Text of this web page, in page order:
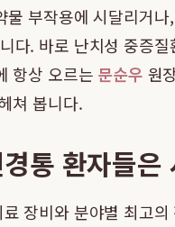
부작용에 시달리거
다. 바로 난치성 중증
항상 오르는 문순우 원
쳐 봅니다.
통 환자들
장비와 분야별 최고